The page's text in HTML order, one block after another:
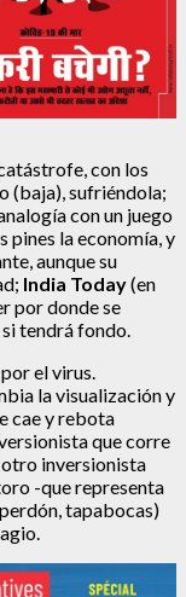
con los
(baja), sufriéndola;
con un juego
pines la economía, y
aunque su
India Today(en
por donde se
tendrá fondo.
el virus.
la visualización y
cae y rebota
que corre
inversionista
-que representa
tapabocas)